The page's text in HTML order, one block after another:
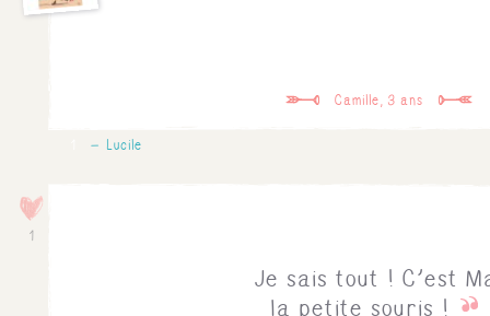
Camille, 3 ans
Lucile
Je sais tout ! C'est
la petite souris !
1